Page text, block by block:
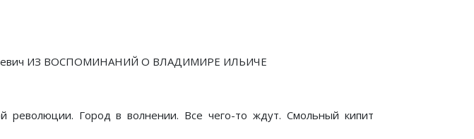
ИЗ ВОСПОМИНАНИЙ О ВЛАДИМИРЕ ИЛЬИЧЕ
революции. Город в волнении. Все чего-то ждут. Смольный кипит